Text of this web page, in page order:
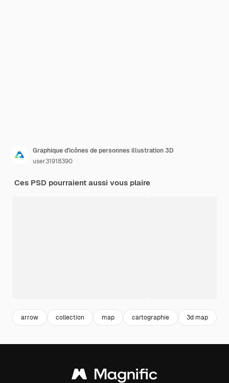
Graphique d'icônes de personnes illustration 3D
user31918390
Ces PSD pourraient aussi vous plaire
arrow collection map cartographie 3d map